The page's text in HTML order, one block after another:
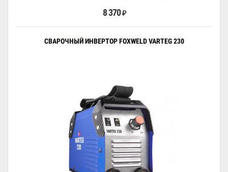
8 370 ₽
СВАРОЧНЫЙ ИНВЕРТОР FOXWELD VARTEG 230